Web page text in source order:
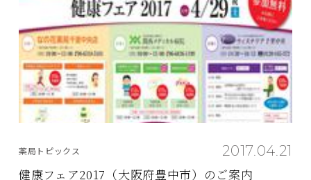
2017.04.21
薬局トピックス
健康フェア2017（大阪府豊中市）のご案内